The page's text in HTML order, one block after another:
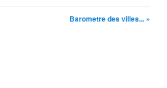
Barometre des villes... »